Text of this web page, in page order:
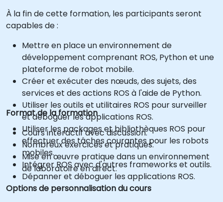
À la fin de cette formation, les participants seront
capables de :
Mettre en place un environnement de
développement comprenant ROS, Python et une
plateforme de robot mobile.
Créer et exécuter des nœuds, des sujets, des
services et des actions ROS à l'aide de Python.
Utiliser les outils et utilitaires ROS pour surveiller
et déboguer les applications ROS.
Utiliser les packages et bibliothèques ROS pour
effectuer des tâches courantes pour les robots
mobiles.
Intégrer ROS avec d'autres frameworks et outils.
Dépanner et déboguer les applications ROS.
Format de la formation
Cours interactif avec discussion.
Nombreux exercices et pratiques.
Mise en œuvre pratique dans un environnement
de laboratoire en direct.
Options de personnalisation du cours